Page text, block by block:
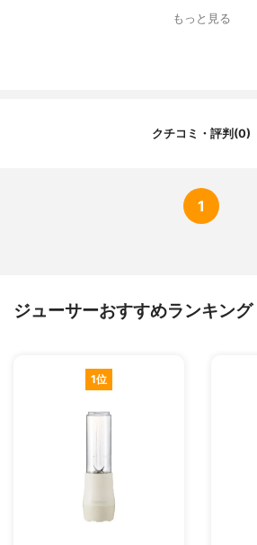
もっと見る
クチコミ・評判(0)
1
ジューサーおすすめランキング
1位